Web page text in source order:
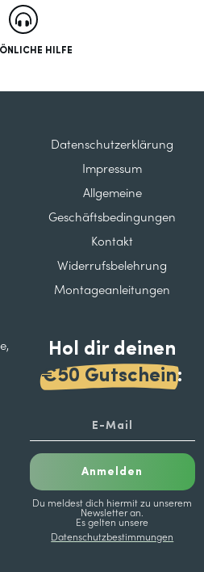
HILFE
Datenschutzerklärung
Impressum
Allgemeine
Geschäftsbedingungen
Kontakt
Widerrufsbelehrung
Montageanleitungen
Hol dir deinen
€50 Gutschein:
Anmelden
Du meldest dich hiermit zu unserem
Newsletter an.
Es gelten unsere
Datenschutzbestimmungen